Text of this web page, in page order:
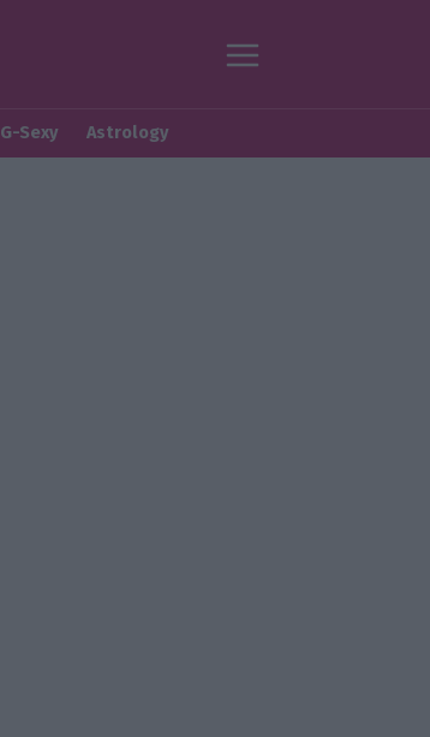
G-Sexy Astrology